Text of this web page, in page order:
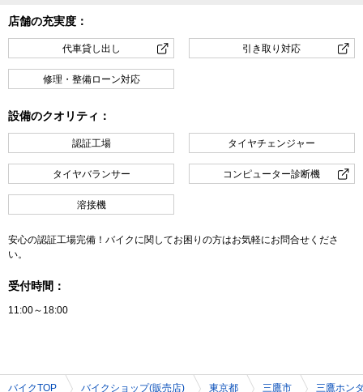
店舗の充実度：
代車貸し出し 引き取り対応
修理・整備ローン対応
設備のクオリティ：
認証工場 タイヤチェンジャー
タイヤバランサー コンピューター診断機
溶接機
安心の認証工場完備！バイクに関してお困りの方はお気軽にお問合せくださ
い。
受付時間：
11:00～18:00
バイクTOP バイクショップ(販売店) 東京都 三鷹市 三鷹ホン